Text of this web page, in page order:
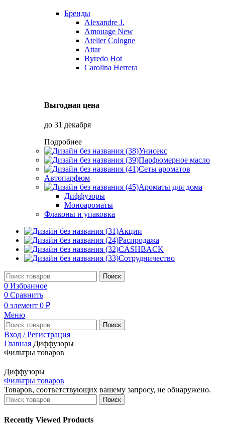
Бренды
Alexandre J.
Amouage New
Atelier Cologne
Attar
Byredo Hot
Carolina Herrera
Выгодная цена
до 31 декабря
Подробнее
Унисекс
Парфюмерное масло
Сеты ароматов
Автопарфюм
Ароматы для дома
Диффузоры
Моноароматы
Флаконы и упаковка
Акции
Распродажа
CASHBACK
Сотрудничество
Поиск
0 Избранное
0 Сравнить
0 элемент 0 ₽
Меню
Поиск
Вход / Регистрация
Главная Диффузоры
Фильтры товаров
Диффузоры
Фильтры товаров
Товаров, соответствующих вашему запросу, не обнаружено.
Поиск
Recently Viewed Products